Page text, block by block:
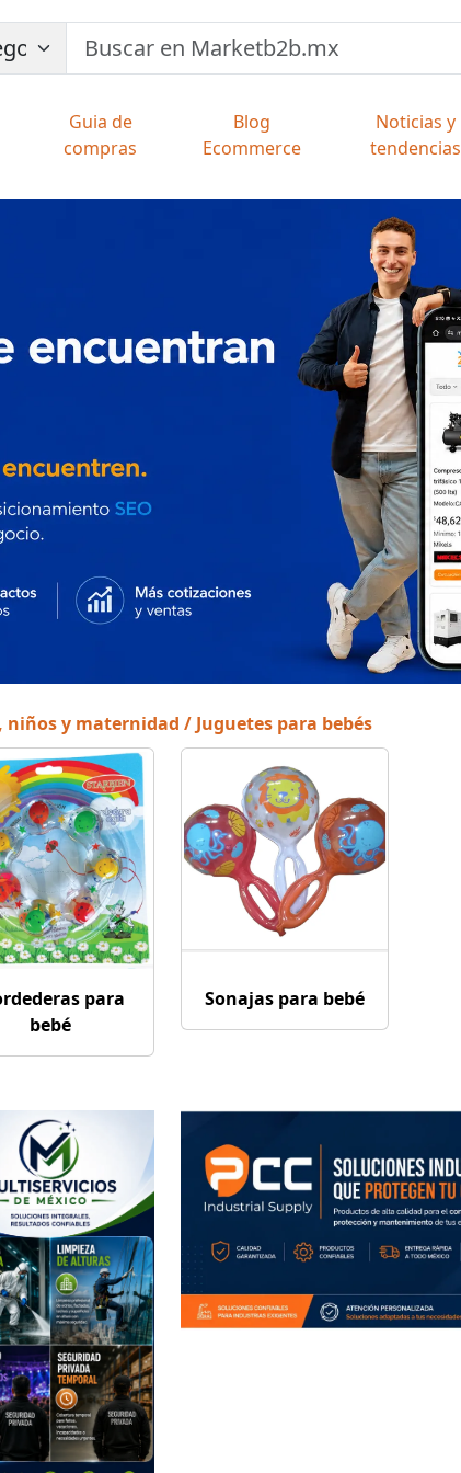
Guia de
compras
Blog
Ecommerce
Noticias y
tendencias
niños y maternidad / Juguetes para bebés
para
bebé
Sonajas para bebé